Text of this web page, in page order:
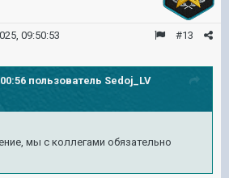
#13
09:50:53
пользователь Sedoj_LV
мы с коллегами обязательно